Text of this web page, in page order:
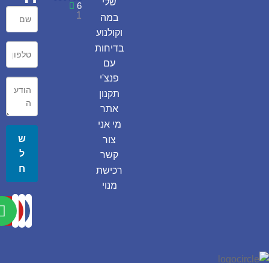
שלי
במה
וקולנוע
בדיחות
עם
פנצ'י
תקנון
אתר
מי אני
צור
קשר
רכישת
מנוי
6
1
ש
ל
ח